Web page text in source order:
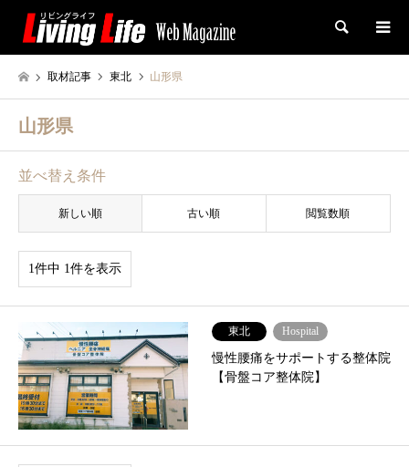
検索
取材記事 東北 山形県
山形県
並べ替え条件
新しい順 古い順 閲覧数順
1件中 1件を表示
東北 Hospital
慢性腰痛をサポートする整体院
【骨盤コア整体院】